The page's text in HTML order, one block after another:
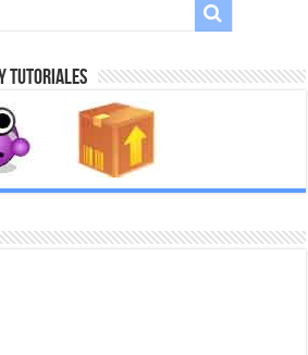
Tutoriales